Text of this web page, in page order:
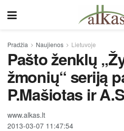
Pradžia Naujienos Lietuvoje
Pašto ženklų
žmonių“ seriją
P.Mašiotas ir
www.alkas.lt
2013-03-07 11:47:54